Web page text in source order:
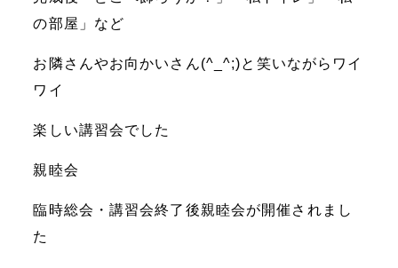
の部屋」など
お隣さんやお向かいさん(^_^;)と笑いながらワイ
ワイ
楽しい講習会でした
親睦会
臨時総会・講習会終了後親睦会が開催されまし
た